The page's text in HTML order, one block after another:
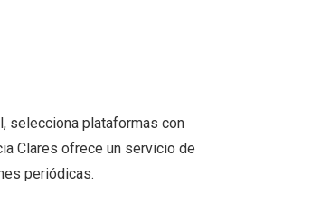
selecciona plataformas con
Clares ofrece un servicio de
periódicas.